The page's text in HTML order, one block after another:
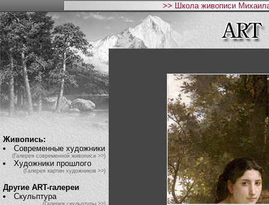
>> Школа живописи
Живопись:
Современные художники
(Галерея современной живописи >>)
Художники прошлого
(Галерея картин художников >>)
Другие ART-галереи
Скульптура
(Галерея скульптуры >>)